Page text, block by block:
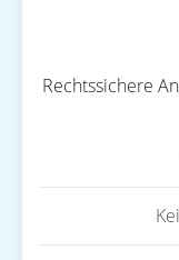
Rechtssichere